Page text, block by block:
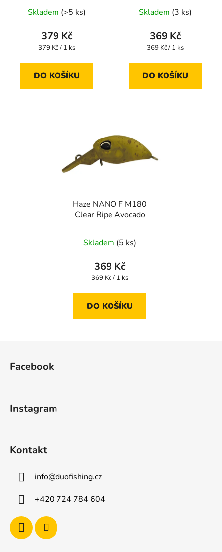
Skladem (>5 ks)
379 Kč
Měrná
379 Kč / 1 ks
DO KOŠÍKU
Skladem (3 ks)
369 Kč
Měrná
369 Kč / 1 ks
DO KOŠÍKU
Haze NANO F M180
Clear Ripe Avocado
Skladem (5 ks)
369 Kč
Měrná
369 Kč / 1 ks
DO KOŠÍKU
Facebook
Instagram
Kontakt
info@duofishing.cz
+420 724 784 604